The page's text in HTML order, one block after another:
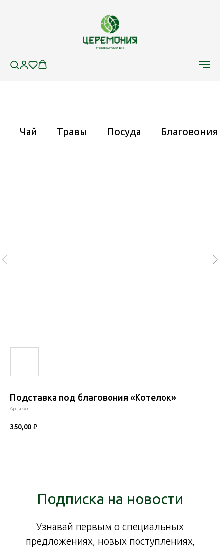
Чай Травы Посуда Благовония
Подставка под благовония «Котелок»
Артикул:
350,00 ₽
Подписка на новости
Узнавай первым о специальных
предложениях, новых поступлениях,